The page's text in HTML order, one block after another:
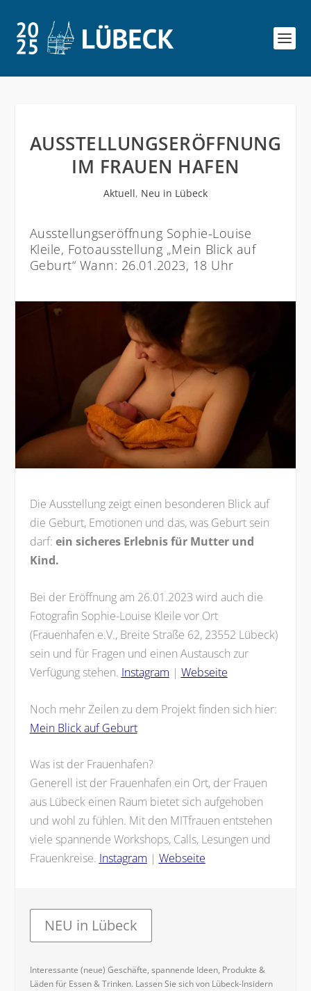
AUSSTELLUNGSERÖFFNUNG
IM FRAUEN HAFEN
Aktuell, Neu in Lübeck
Ausstellungseröffnung Sophie-Louise
Kleile, Fotoausstellung „Mein Blick auf
Geburt“ Wann: 26.01.2023, 18 Uhr
Die Ausstellung zeigt einen besonderen Blick auf
die Geburt, Emotionen und das, was Geburt sein
darf: ein sicheres Erlebnis für Mutter und
Kind.
Bei der Eröffnung am 26.01.2023 wird auch die
Fotografin Sophie-Louise Kleile vor Ort
(Frauenhafen e.V., Breite Straße 62, 23552 Lübeck)
sein und für Fragen und einen Austausch zur
Verfügung stehen. Instagram | Webseite
Noch mehr Zeilen zu dem Projekt finden sich hier:
Mein Blick auf Geburt
Was ist der Frauenhafen?
Generell ist der Frauenhafen ein Ort, der Frauen
aus Lübeck einen Raum bietet sich aufgehoben
und wohl zu fühlen. Mit den MITfrauen entstehen
viele spannende Workshops, Calls, Lesungen und
Frauenkreise. Instagram | Webseite
NEU in Lübeck
Interessante (neue) Geschäfte, spannende Ideen, Produkte &
Läden für Essen & Trinken. Lassen Sie sich von Lübeck-Insidern